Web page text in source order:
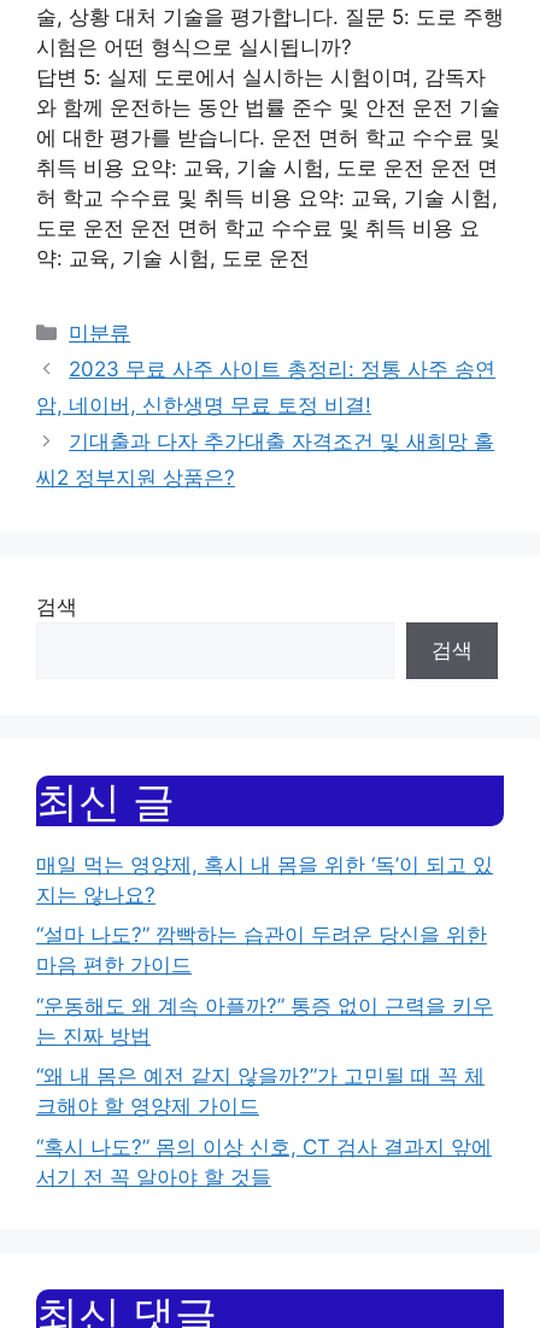
술, 상황 대처 기술을 평가합니다. 질문 5: 도로 주행
시험은 어떤 형식으로 실시됩니까?
답변 5: 실제 도로에서 실시하는 시험이며, 감독자
와 함께 운전하는 동안 법률 준수 및 안전 운전 기술
에 대한 평가를 받습니다. 운전 면허 학교 수수료 및
취득 비용 요약: 교육, 기술 시험, 도로 운전 운전 면
허 학교 수수료 및 취득 비용 요약: 교육, 기술 시험,
도로 운전 운전 면허 학교 수수료 및 취득 비용 요
약: 교육, 기술 시험, 도로 운전
Categories
미분류
2023 무료 사주 사이트 총정리: 정통 사주 송연
암, 네이버, 신한생명 무료 토정 비결!
기대출과 다자 추가대출 자격조건 및 새희망 홀
씨2 정부지원 상품은?
검색
검색
최신 글
매일 먹는 영양제, 혹시 내 몸을 위한 ‘독’이 되고 있
지는 않나요?
“설마 나도?” 깜빡하는 습관이 두려운 당신을 위한
마음 편한 가이드
“운동해도 왜 계속 아플까?” 통증 없이 근력을 키우
는 진짜 방법
“왜 내 몸은 예전 같지 않을까?”가 고민될 때 꼭 체
크해야 할 영양제 가이드
“혹시 나도?” 몸의 이상 신호, CT 검사 결과지 앞에
서기 전 꼭 알아야 할 것들
최신 댓글